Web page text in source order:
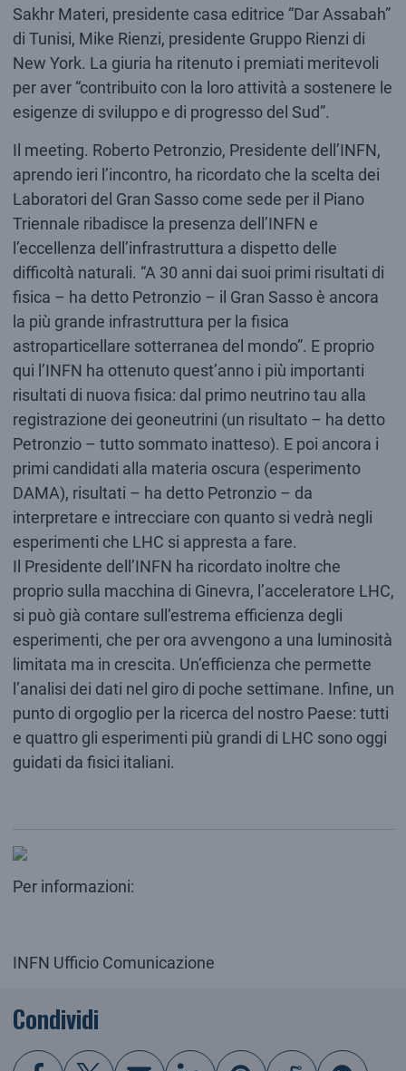
Sakhr Materi, presidente casa editrice “Dar Assabah”
di Tunisi, Mike Rienzi, presidente Gruppo Rienzi di
New York. La giuria ha ritenuto i premiati meritevoli
per aver “contribuito con la loro attività a sostenere le
esigenze di sviluppo e di progresso del Sud”.
Il meeting. Roberto Petronzio, Presidente dell’INFN,
aprendo ieri l’incontro, ha ricordato che la scelta dei
Laboratori del Gran Sasso come sede per il Piano
Triennale ribadisce la presenza dell’INFN e
l’eccellenza dell’infrastruttura a dispetto delle
difficoltà naturali. “A 30 anni dai suoi primi risultati di
fisica – ha detto Petronzio – il Gran Sasso è ancora
la più grande infrastruttura per la fisica
astroparticellare sotterranea del mondo”. E proprio
qui l’INFN ha ottenuto quest’anno i più importanti
risultati di nuova fisica: dal primo neutrino tau alla
registrazione dei geoneutrini (un risultato – ha detto
Petronzio – tutto sommato inatteso). E poi ancora i
primi candidati alla materia oscura (esperimento
DAMA), risultati – ha detto Petronzio – da
interpretare e intrecciare con quanto si vedrà negli
esperimenti che LHC si appresta a fare.
Il Presidente dell’INFN ha ricordato inoltre che
proprio sulla macchina di Ginevra, l’acceleratore LHC,
si può già contare sull’estrema efficienza degli
esperimenti, che per ora avvengono a una luminosità
limitata ma in crescita. Un’efficienza che permette
l’analisi dei dati nel giro di poche settimane. Infine, un
punto di orgoglio per la ricerca del nostro Paese: tutti
e quattro gli esperimenti più grandi di LHC sono oggi
guidati da fisici italiani.
Per informazioni:
INFN Ufficio Comunicazione
Condividi